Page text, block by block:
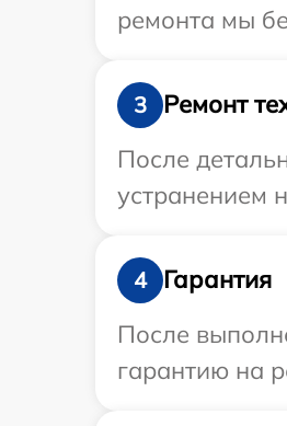
ремонта мы
3
Ремонт
После
устранением
4
Гарантия
После
гарантию на